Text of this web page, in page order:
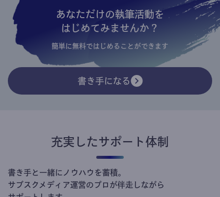
あなただけの執筆活動を
はじめてみませんか？
簡単に無料ではじめることができます
書き手になる
充実したサポート体制
書き手と一緒にノウハウを蓄積。
サブスクメディア運営のプロが伴走しながら